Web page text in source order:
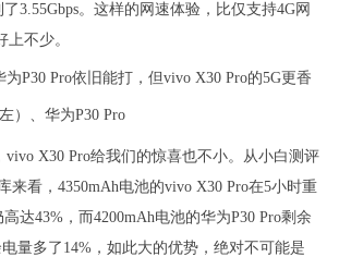
3.55Gbps。这样的网速体验，比仅支持4G网
上不少。
）、华为P30 Pro
vivo X30 Pro给我们的惊喜也不小。从小白测评
来看，4350mAh电池的vivo X30 Pro在5小时重
达43%，而4200mAh电池的华为P30 Pro剩余
量多了14%，如此大的优势，绝对不可能是